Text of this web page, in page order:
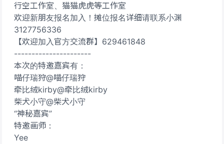
行空工作室、猫猫虎虎等工作室
欢迎新朋友报名加入！摊位报名详细请联系小渊
3127756336
【欢迎加入官方交流群】629461848
----------------------
本次的特邀嘉宾有：
喵仔瑞狩@喵仔瑞狩
牵比绒kirby@牵比绒kirby
柴犬小守@柴犬小守
“神秘嘉宾”
特邀画师：
Yee